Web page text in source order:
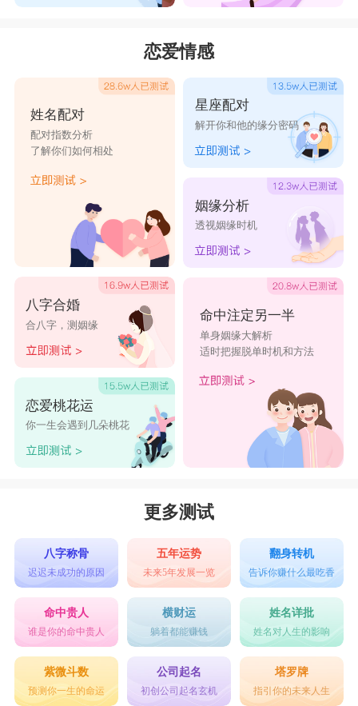
混世魔
护我周
各自安
帝王与
孤街浪
质
扰
玫瑰
恋爱情感
姓名配对
配对指数分析
了解你们如何相处
八字合婚
合八字，测姻缘
恋爱桃花运
你一生会遇到几朵桃花
星座配对
解开你和他的缘分密码
姻缘分析
透视姻缘时机
命中注定另一半
单身姻缘大解析
适时把握脱单时机和方法
更多测试
八字称骨
迟迟未成功的原因
五年运势
未来5年发展一览
翻身转机
告诉你赚什么最吃香
命中贵人
谁是你的命中贵人
横财运
躺着都能赚钱
姓名详批
姓名对人生的影响
紫微斗数
预测你一生的命运
公司起名
初创公司起名玄机
塔罗牌
指引你的未来人生